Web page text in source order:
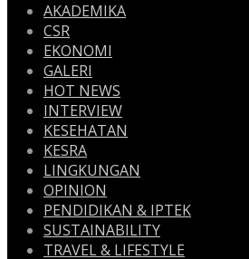
AKADEMIKA
CSR
EKONOMI
GALERI
HOT NEWS
INTERVIEW
KESEHATAN
KESRA
LINGKUNGAN
OPINION
PENDIDIKAN & IPTEK
SUSTAINABILITY
TRAVEL & LIFESTYLE